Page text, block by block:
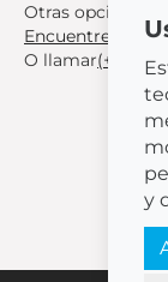
Otras opciones
Encuentre un
O llamar(+420)
y